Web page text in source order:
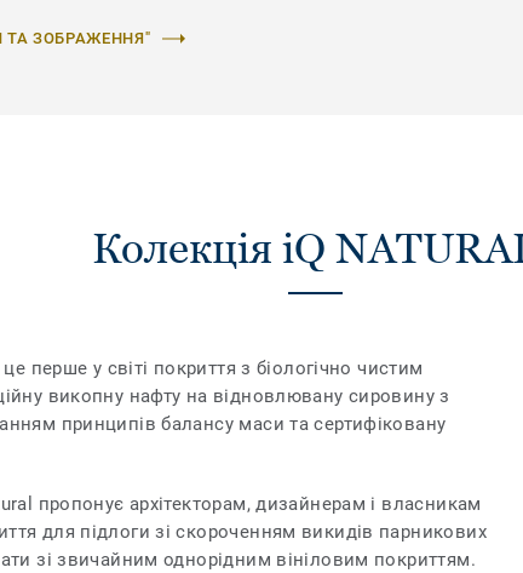
ТА ЗОБРАЖЕННЯ"
Колекція iQ
перше у світі покриття з біологічно чистим
викопну нафту на відновлювану сировину з
принципів балансу маси та сертифіковану
пропонує архітекторам, дизайнерам і власникам
для підлоги зі скороченням викидів парникових
зі звичайним однорідним вініловим покриттям.